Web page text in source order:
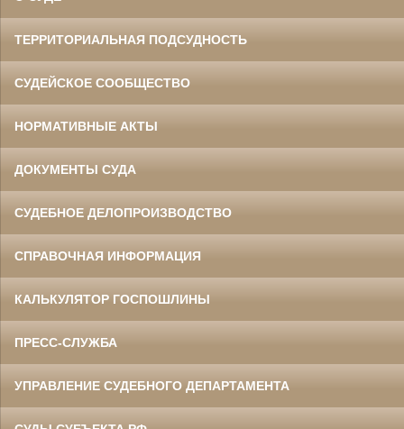
ТЕРРИТОРИАЛЬНАЯ ПОДСУДНОСТЬ
СУДЕЙСКОЕ СООБЩЕСТВО
НОРМАТИВНЫЕ АКТЫ
ДОКУМЕНТЫ СУДА
СУДЕБНОЕ ДЕЛОПРОИЗВОДСТВО
СПРАВОЧНАЯ ИНФОРМАЦИЯ
КАЛЬКУЛЯТОР ГОСПОШЛИНЫ
ПРЕСС-СЛУЖБА
УПРАВЛЕНИЕ СУДЕБНОГО ДЕПАРТАМЕНТА